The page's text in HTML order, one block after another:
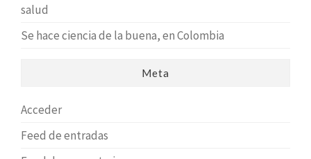
salud
Se hace ciencia de la buena, en Colombia
Meta
Acceder
Feed de entradas